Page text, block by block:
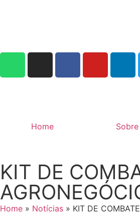
Home
KIT DE
Home » Notícias » KIT DE